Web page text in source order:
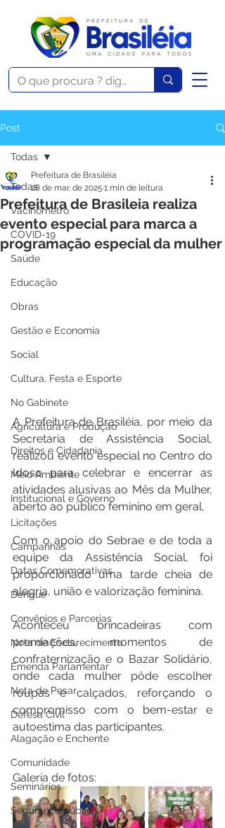
Post
Todas
Vacinômetro
COVID-19
Saúde
Educação
Obras
Gestão e Economia
Social
Cultura, Festa e Esporte
No Gabinete
Agricultura e Produção
Direitos e Cidadania
Meio Ambiente
Institucional e Governo
Licitações
Campanhas
Datas Comemorativas
Dengue
Convênios e Parcerias
Nota de Esclarecimento
Emenda Parlamentar
Nota de Pesar
Defesa Civil
Alagação e Enchente
Comunidade
Seminários
Segurança pública
Todas
Prefeitura de Brasileia realiza
evento especial para marca a
programação especial da mulher
Prefeitura de Brasiléia
28 de mar. de 2025 1 min de leitura
A Prefeitura de Brasiléia, por meio da
Secretaria de Assistência Social,
realizou evento especial no Centro do
Idoso para celebrar e encerrar as
atividades alusivas ao Mês da Mulher,
aberto ao público feminino em geral.
Com o apoio do Sebrae e de toda a
equipe da Assistência Social, foi
proporcionado uma tarde cheia de
alegria, união e valorização feminina.
Aconteceu brincadeiras com
premiações, momentos de
confraternização e o Bazar Solidário,
onde cada mulher pôde escolher
roupas e calçados, reforçando o
compromisso com o bem-estar e
autoestima das participantes.
Galeria de fotos: